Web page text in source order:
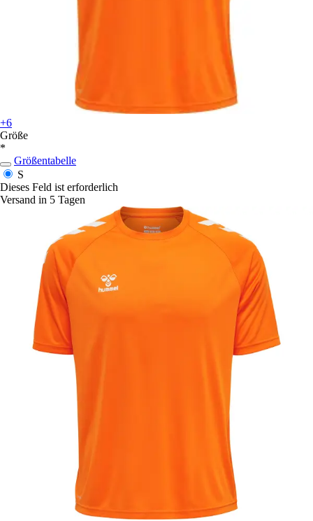
+6
Größe
*
Größentabelle
S
Dieses Feld ist erforderlich
Versand in 5 Tagen